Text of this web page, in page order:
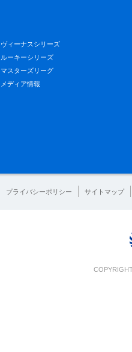
ヴィーナスシリーズ
ルーキーシリーズ
マスターズリーグ
メディア情報
プライバシーポリシー サイトマップ